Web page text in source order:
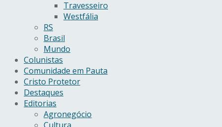
Travesseiro
Westfália
RS
Brasil
Mundo
Colunistas
Comunidade em Pauta
Cristo Protetor
Destaques
Editorias
Agronegócio